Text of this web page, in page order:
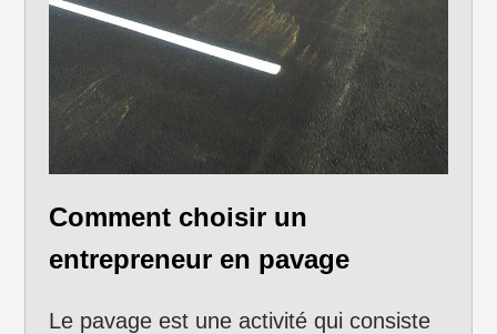
Comment choisir un
entrepreneur en pavage
Le pavage est une activité qui consiste